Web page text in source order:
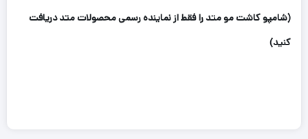
(شامپو کاشت مو متد را فقط از نماینده رسمی محصولات متد دریافت
کنید)